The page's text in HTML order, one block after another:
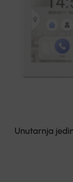
Unutarnja